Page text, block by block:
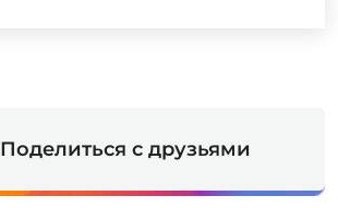
Поделиться с друзьями